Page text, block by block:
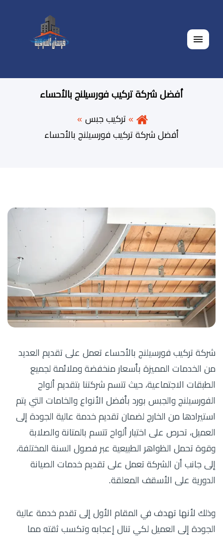
القائمة
أفضل شركة تركيب فورسيلنج بالأحساء
تركيب جبس
أفضل شركة تركيب فورسيلنج بالأحساء
شركة تركيب فورسيلنج بالأحساء تعمل على تقديم العديد
من الخدمات المميزة بأسعار منخفضة وملائمة لجميع
الطبقات الاجتماعية، حيث تتسم شركتنا بتقديم ألواح
الفورسيلنج والجبس بورد بأفضل الأنواع والخامات التي يتم
استيرادها من الخارج لضمان تقديم خدمة عالية الجودة إلى
العميل، تحرص على اختيار ألواح تتسم بالمتانة والصلابة
وقوة تحمل الظواهر الطبيعية عبر فصول السنة المختلفة،
إلى جانب أن الشركة تعمل على تقديم خدمات الصيانة
الدورية على الأسقف المعلقة.
وذلك لأنها تهدف في المقام الأول إلى تقدم خدمة عالية
الجودة إلى العميل لكي تنال إعجابه وتكسب ثقته مما